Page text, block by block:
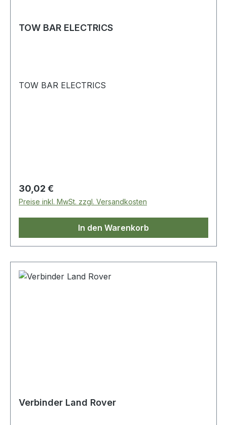
TOW BAR ELECTRICS
TOW BAR ELECTRICS
Regulärer Preis:
30,02 €
Preise inkl. MwSt. zzgl. Versandkosten
In den Warenkorb
Verbinder Land Rover